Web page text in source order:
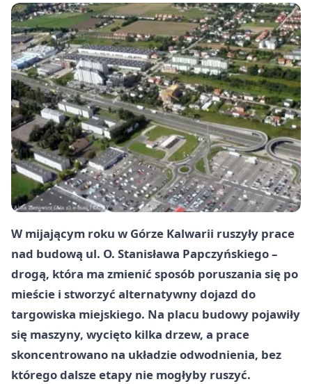
W mijającym roku w Górze Kalwarii ruszyły prace
nad budową ul. O. Stanisława Papczyńskiego–
drogą, która ma zmienić sposób poruszania się po
mieście i stworzyć alternatywny dojazd do
targowiska miejskiego. Na placu budowy pojawiły
się maszyny, wycięto kilka drzew, a prace
skoncentrowano na układzie odwodnienia, bez
którego dalsze etapy nie mogłyby ruszyć.